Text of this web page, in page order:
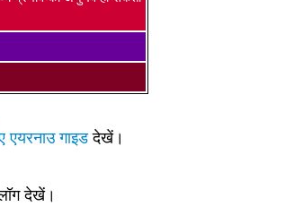
गाइडदेखें।
देखें।